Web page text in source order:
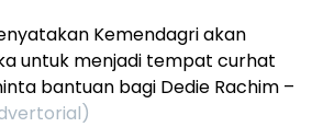
Kemendagri akan
untuk menjadi tempat curhat
bantuan bagi Dedie Rachim –